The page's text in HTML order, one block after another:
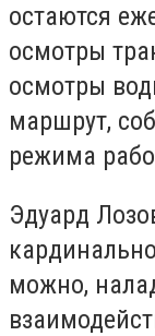
остаются
осмотры
осмотры
маршрут,
режима
Эдуард
можно,